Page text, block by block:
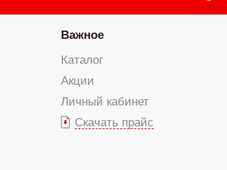
Важное
Каталог
Акции
Личный кабинет
Скачать прайс